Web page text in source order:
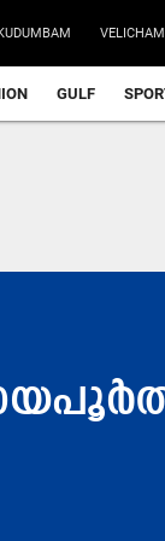
VELICHAM
GULF